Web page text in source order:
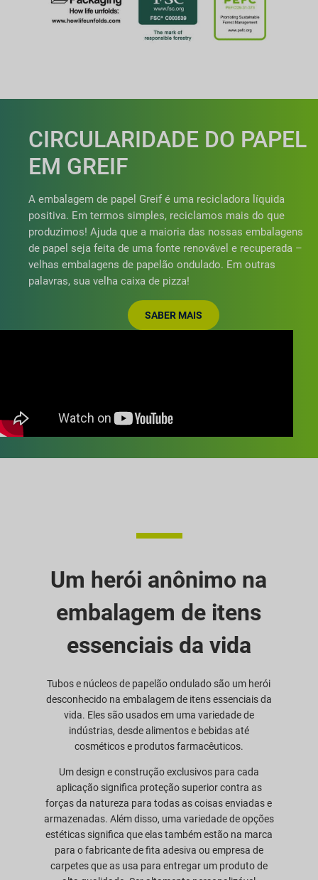
CIRCULARIDADE DO PAPEL
EM GREIF
A embalagem de papel Greif é uma recicladora líquida
positiva. Em termos simples, reciclamos mais do que
produzimos! Ajuda que a maioria das nossas embalagens
de papel seja feita de uma fonte renovável e recuperada –
velhas embalagens de papelão ondulado. Em outras
palavras, sua velha caixa de pizza!
SABER MAIS
Um herói anônimo na
embalagem de itens
essenciais da vida
Tubos e núcleos de papelão ondulado são um herói
desconhecido na embalagem de itens essenciais da
vida. Eles são usados em uma variedade de
indústrias, desde alimentos e bebidas até
cosméticos e produtos farmacêuticos.
Um design e construção exclusivos para cada
aplicação significa proteção superior contra as
forças da natureza para todas as coisas enviadas e
armazenadas. Além disso, uma variedade de opções
estéticas significa que elas também estão na marca
para o fabricante de fita adesiva ou empresa de
carpetes que as usa para entregar um produto de